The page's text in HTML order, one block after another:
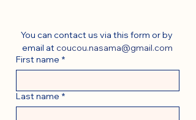
You can contact us via this form or by
email at coucou.nasama@gmail.com
First name *
Last name *